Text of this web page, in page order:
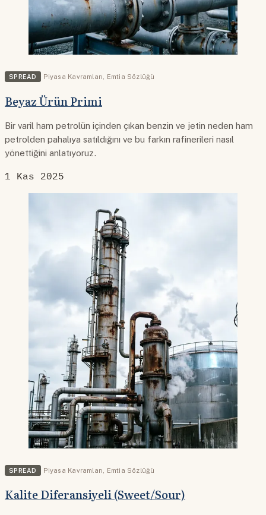
SPREAD Piyasa Kavramları, Emtia Sözlüğü
Beyaz Ürün Primi
Bir varil ham petrolün içinden çıkan benzin ve jetin neden ham
petrolden pahalıya satıldığını ve bu farkın rafinerileri nasıl
yönettiğini anlatıyoruz.
1 Kas 2025
SPREAD Piyasa Kavramları Emtia Sözlüğü
Kalite Diferansiyeli (Sweet/Sour)